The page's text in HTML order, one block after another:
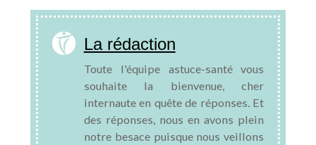
La rédaction
Toute l'équipe astuce-santé vous
souhaite la bienvenue, cher
internaute en quête de réponses. Et
des réponses, nous en avons plein
notre besace puisque nous veillons